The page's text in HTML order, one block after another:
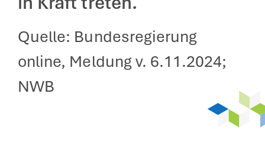
Quelle: Bundesregierung
online, Meldung v. 6.11.2024;
NWB